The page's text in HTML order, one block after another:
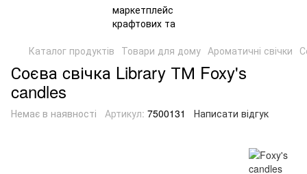
Каталог продуктів Товари для дому Ароматичні свічки
Соєва cвічка Library ТМ Foxy's
candles
Немає в наявності Артикул: 7500131 Написати відгук